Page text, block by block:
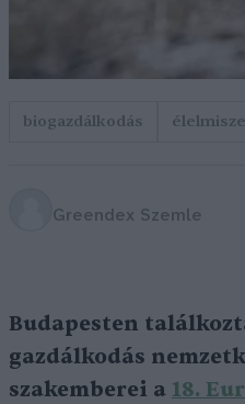
biogazdálkodás
Greendex Szemle
Budapesten
gazdálkodás
szakemberei a 18.